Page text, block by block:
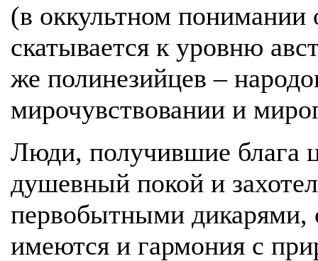
(в оккультном понимании
скатывается к уровню
же полинезийцев –
мирочувствовании и
Люди, получившие блага
душевный покой и
первобытными дикарями,
имеются и гармония с